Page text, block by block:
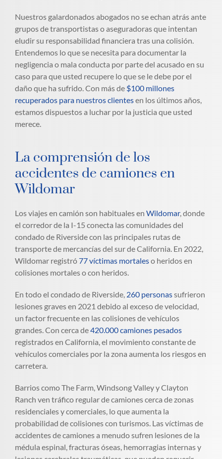
Nuestros galardonados abogados no se echan atrás ante
grupos de transportistas o aseguradoras que intentan
eludir su responsabilidad financiera tras una colisión.
Entendemos lo que se necesita para documentar la
negligencia o mala conducta por parte del acusado en su
caso para que usted recupere lo que se le debe por el
daño que ha sufrido. Con más de $100 millones
recuperados para nuestros clientesen los últimos años,
estamos dispuestos a luchar por la justicia que usted
merece.
La comprensión de los
accidentes de camiones en
Wildomar
Los viajes en camión son habituales en Wildomar, donde
el corredor de la I-15 conecta las comunidades del
condado de Riverside con las principales rutas de
transporte de mercancías del sur de California. En 2022,
Wildomar registró77 víctimas mortaleso heridos en
colisiones mortales o con heridos.
En todo el condado de Riverside, 260 personassufrieron
lesiones graves en 2021 debido al exceso de velocidad,
un factor frecuente en las colisiones de vehículos
grandes. Con cerca de420.000 camiones pesados
registrados en California, el movimiento constante de
vehículos comerciales por la zona aumenta los riesgos en
carretera.
Barrios como The Farm, Windsong Valley y Clayton
Ranch ven tráfico regular de camiones cerca de zonas
residenciales y comerciales, lo que aumenta la
probabilidad de colisiones con turismos. Las víctimas de
accidentes de camiones a menudo sufren lesiones de la
médula espinal, fracturas óseas, hemorragias internas y